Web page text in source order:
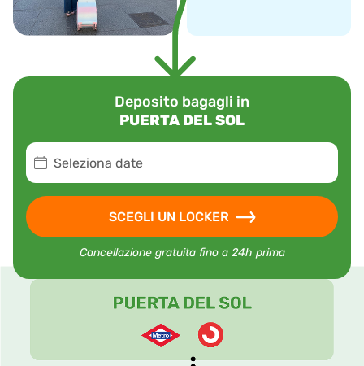
Deposito bagagli in
PUERTA DEL SOL
Seleziona date
SCEGLI UN LOCKER
Cancellazione gratuita fino a 24h prima